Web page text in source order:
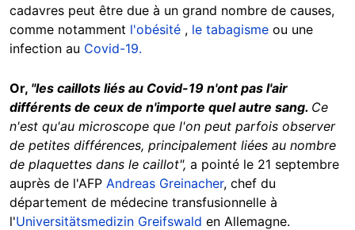
cadavres peut être due à un grand nombre de causes,
comme notamment l'obésité , le tabagisme ou une
infection au Covid-19.
Or, "les caillots liés au Covid-19 n'ont pas l'air
différents de ceux de n'importe quel autre sang. Ce
n'est qu'au microscope que l'on peut parfois observer
de petites différences, principalement liées au nombre
de plaquettes dans le caillot", a pointé le 21 septembre
auprès de l'AFP Andreas Greinacher, chef du
département de médecine transfusionnelle à
l'Universitätsmedizin Greifswald en Allemagne.